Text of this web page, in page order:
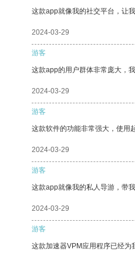
这款app就像我的社交平台，让
2024-03-29
游客
这款app的用户群体非常庞大，
2024-03-29
游客
这款软件的功能非常强大，使用
2024-03-29
游客
这款app就像我的私人导游，带
2024-03-29
游客
这款加速器VPM应用程序已经